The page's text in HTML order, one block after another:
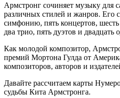
Армстронг сочиняет музыку для
различных стилей и жанров. Его
симфонию, пять концертов, шесть
два трио, пять дуэтов и двадцать
Как молодой композитор,
премий Мортона Гулда от
композиторов, авторов и
Давайте рассчитаем карты
судьбы Кита Армстронга.